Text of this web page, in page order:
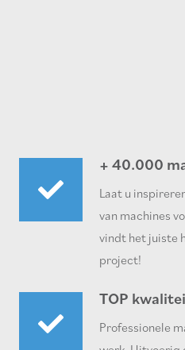
+ 40.000
Laat u
van machines
vindt het juiste
project!
TOP
Professionele